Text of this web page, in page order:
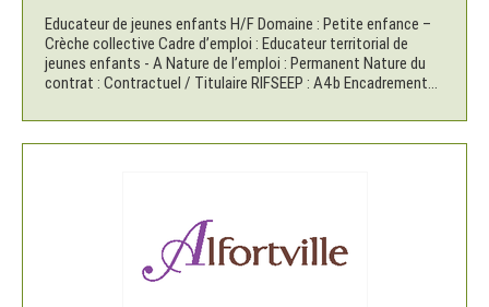
Educateur de jeunes enfants H/F Domaine : Petite enfance –
Crèche collective Cadre d’emploi : Educateur territorial de
jeunes enfants - A Nature de l’emploi : Permanent Nature du
contrat : Contractuel / Titulaire RIFSEEP : A4b Encadrement...